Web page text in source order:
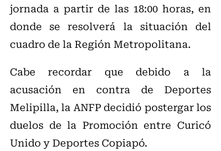
jornada a partir de las 18:00 horas, en
donde se resolverá la situación del
cuadro de la Región Metropolitana.
Cabe recordar que debido a la
acusación en contra de Deportes
Melipilla, la ANFP decidió postergar los
duelos de la Promoción entre Curicó
Unido y Deportes Copiapó.